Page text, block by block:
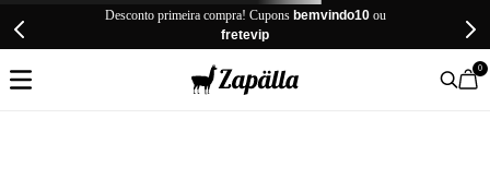
Desconto primeira compra! Cupons bemvindo10ou
fretevip
0